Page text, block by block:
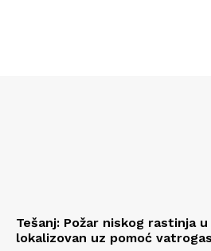
Tešanj: Požar niskog rastinja u
lokalizovan uz pomoć